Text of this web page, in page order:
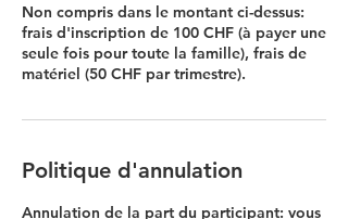
Non compris dans le montant ci-dessus:
frais d'inscription de 100 CHF (à payer une
seule fois pour toute la famille), frais de
matériel (50 CHF par trimestre).
Politique d'annulation
Annulation de la part du participant: vous